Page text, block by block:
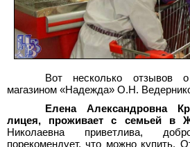
Вот несколько отзывов
магазином «Надежда» О.Н.
Елена Александровна
лицея, проживает с семьей в
Николаевна приветлива,
порекомендует, что можно купить.